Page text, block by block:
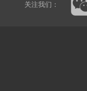
关注我们：